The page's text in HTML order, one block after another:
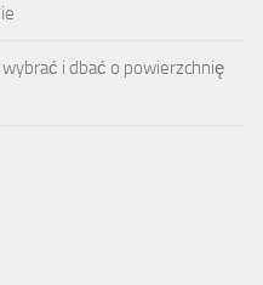
wybrać i dbać o powierzchnię